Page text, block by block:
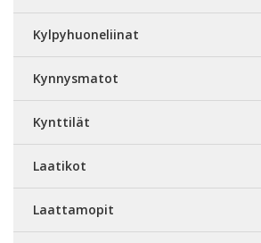
Kylpyhuoneliinat
Kynnysmatot
Kynttilät
Laatikot
Laattamopit